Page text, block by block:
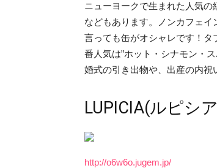
ニューヨークで生まれた人気
などもあります。ノンカフェ
言っても缶がオシャレです！
番人気は”ホット・シナモン・
婚式の引き出物や、出産の内祝
LUPICIA(ルピシ
http://o6w6o.jugem.jp/